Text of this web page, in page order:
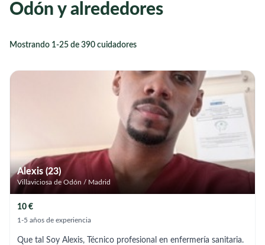
Odón y alrededores
Mostrando 1-25 de 390 cuidadores
Alexis (23)
Villaviciosa de Odón / Madrid
10 €
1-5 años de experiencia
Que tal Soy Alexis, Técnico profesional en enfermería sanitaria.